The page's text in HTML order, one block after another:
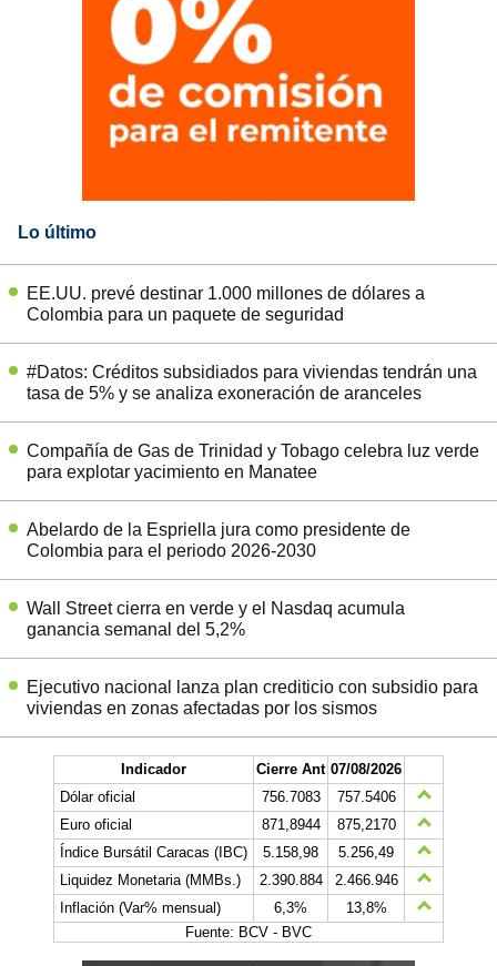
Lo último
EE.UU. prevé destinar 1.000 millones de dólares a
Colombia para un paquete de seguridad
#Datos: Créditos subsidiados para viviendas tendrán una
tasa de 5% y se analiza exoneración de aranceles
Compañía de Gas de Trinidad y Tobago celebra luz verde
para explotar yacimiento en Manatee
Abelardo de la Espriella jura como presidente de
Colombia para el periodo 2026-2030
Wall Street cierra en verde y el Nasdaq acumula
ganancia semanal del 5,2%
Ejecutivo nacional lanza plan crediticio con subsidio para
viviendas en zonas afectadas por los sismos
Indicador Cierre Ant 07/08/2026
Dólar oficial
756.7083
757.5406
Euro oficial
871,8944
875,2170
Índice Bursátil Caracas (IBC)
5.158,98
5.256,49
Liquidez Monetaria (MMBs.)
2.390.884
2.466.946
Inflación (Var% mensual)
6,3%
13,8%
Fuente: BCV - BVC